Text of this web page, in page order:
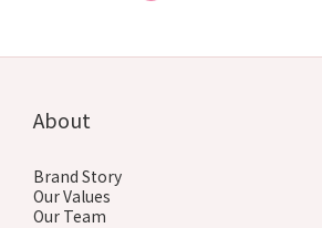
About
Brand Story
Our Values
Our Team